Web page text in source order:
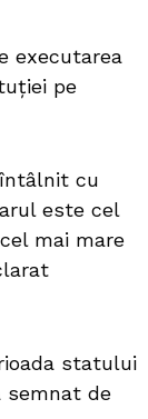
executarea
pe
cu
este cel
mai mare
statului
semnat de